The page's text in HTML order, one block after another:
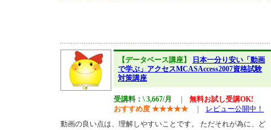
【データベース講座】
日本一分り安い「動画
で学ぶ」アクセスMCASAccess2007資格試験
対策講座
受講料：\ 3,667/月
無料お試し受講OK!
おすすめ度 ★★★★★
レビュー公開中！
動画の良い点は、理解しやすいことです。 ただそれが為に、ど